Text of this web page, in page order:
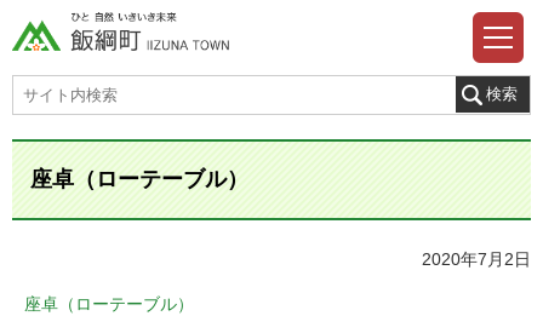
座卓（ローテーブル）
2020年7月2日
座卓（ローテーブル）